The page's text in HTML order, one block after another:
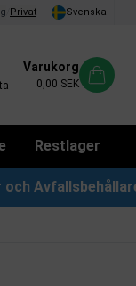
Privat Svenska
Varukorg
0,00 SEK
Restlager